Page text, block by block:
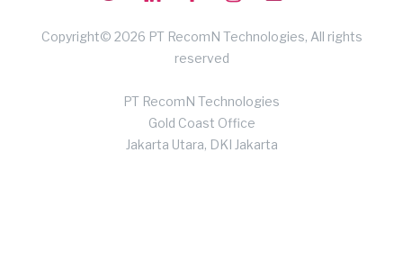
Copyright© 2026 PT RecomN Technologies, All rights
reserved
PT RecomN Technologies
Gold Coast Office
Jakarta Utara, DKI Jakarta